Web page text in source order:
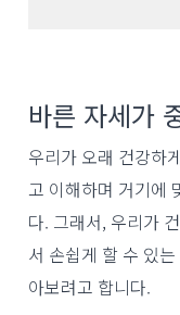
바른 자세가
우리가 오래 건강하
고 이해하며 거기에
다. 그래서, 우리가
서 손쉽게 할 수 있
아보려고 합니다.